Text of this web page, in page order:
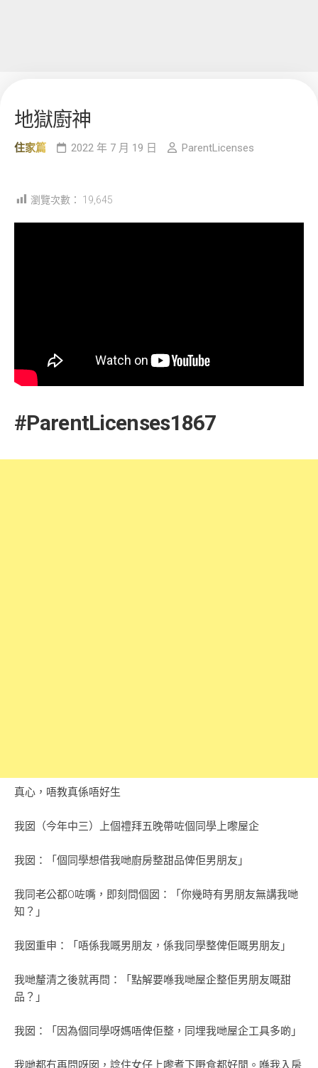
地獄廚神
住家篇 2022 年 7 月 19 日 ParentLicenses
瀏覽次數： 19,645
#ParentLicenses1867
真心，唔教真係唔好生
我囡（今年中三）上個禮拜五晚帶咗個同學上嚟屋企
我囡：「個同學想借我哋廚房整甜品俾佢男朋友」
我同老公都O咗嘴，即刻問個囡：「你幾時有男朋友無講我哋
知？」
我囡重申：「唔係我嘅男朋友，係我同學整俾佢嘅男朋友」
我哋釐清之後就再問：「點解要喺我哋屋企整佢男朋友嘅甜
品？」
我囡：「因為個同學呀媽唔俾佢整，同埋我哋屋企工具多啲」
我哋都冇再問呀囡，諗住女仔上嚟煮下嘢食都好閒。喺我入房